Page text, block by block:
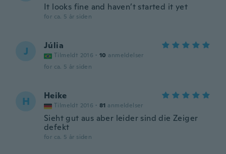
It looks fine and haven’t started it yet
for ca. 5 år siden
J Júlia
Tilmeldt 2016 · 10 anmeldelser
for ca. 5 år siden
H Heike
Tilmeldt 2016 · 81 anmeldelser
Sieht gut aus aber leider sind die Zeiger
defekt
for ca. 5 år siden